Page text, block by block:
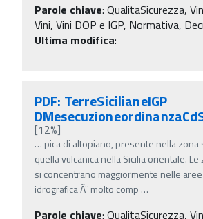
Parole chiave: QualitaSicurezza,
Vini, Vini DOP e IGP, Normativa,
Ultima modifica:
PDF: TerreSicilianeIGP
[12%]
… pica di altopiano, presente nella
quella vulcanica nella Sicilia orientale. Le
si concentrano maggiormente nelle
idrografica Ã¨ molto comp …
Parole chiave: QualitaSicurezza,